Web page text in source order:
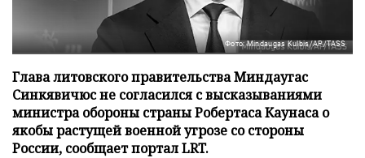
Фото: Mindaugas Kulbis/AP/TASS
Глава литовского правительства Миндаугас
Синкявичюс не согласился с высказываниями
министра обороны страны Робертаса Каунаса о
якобы растущей военной угрозе со стороны
России, сообщает портал LRT.